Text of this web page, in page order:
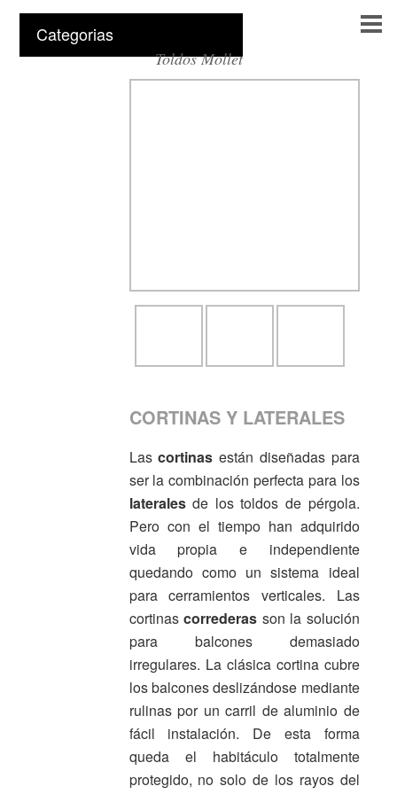
Toldos Mollet
Categorias
CORTINAS Y LATERALES
Lascortinas están diseñadas para
ser la combinación perfecta para los
lateralesde los toldos de pérgola.
Pero con el tiempo han adquirido
vida propia e independiente
quedando como un sistema ideal
para cerramientos verticales. Las
cortinascorrederas son la solución
para balcones demasiado
irregulares. La clásica cortina cubre
los balcones deslizándose mediante
rulinas por un carril de aluminio de
fácil instalación. De esta forma
queda el habitáculo totalmente
protegido, no solo de los rayos del